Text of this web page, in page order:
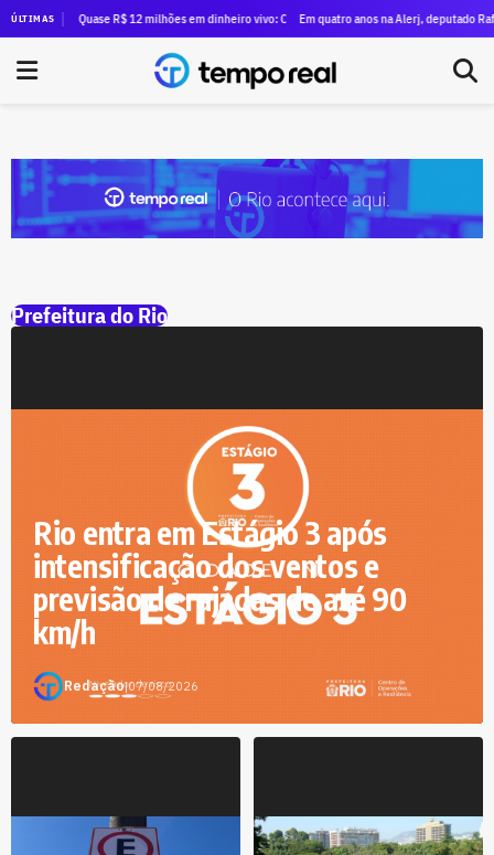
ÚLTIMAS
às mais de 100 famílias que ocuparam antigo prédio do Inmetro
Quase R$ 12 milhões em dinheiro vivo: Clébio Jacaré registra candidatura à Câmara e
Em quatro anos na Alerj, deputado
Prefeitura do Rio
Rio entra em Estágio 3 após
intensificação dos ventos e
previsão de rajadas de até 90
km/h
Redação|07/08/2026